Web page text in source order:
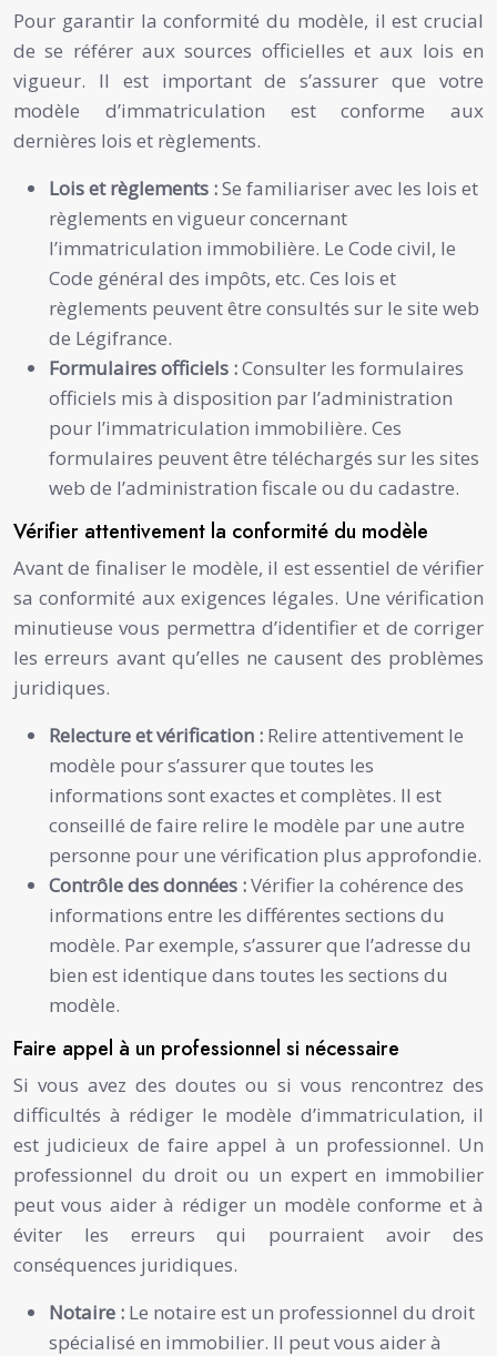
Pour garantir la conformité du modèle, il est crucial
de se référer aux sources officielles et aux lois en
vigueur. Il est important de s’assurer que votre
modèle d’immatriculation est conforme aux
dernières lois et règlements.
Lois et règlements :Se familiariser avec les lois et
règlements en vigueur concernant
l’immatriculation immobilière. Le Code civil, le
Code général des impôts, etc. Ces lois et
règlements peuvent être consultés sur le site web
de Légifrance.
Formulaires officiels :Consulter les formulaires
officiels mis à disposition par l’administration
pour l’immatriculation immobilière. Ces
formulaires peuvent être téléchargés sur les sites
web de l’administration fiscale ou du cadastre.
Vérifier attentivement la conformité du modèle
Avant de finaliser le modèle, il est essentiel de vérifier
sa conformité aux exigences légales. Une vérification
minutieuse vous permettra d’identifier et de corriger
les erreurs avant qu’elles ne causent des problèmes
juridiques.
Relecture et vérification : Relire attentivement le
modèle pour s’assurer que toutes les
informations sont exactes et complètes. Il est
conseillé de faire relire le modèle par une autre
personne pour une vérification plus approfondie.
Contrôle des données :Vérifier la cohérence des
informations entre les différentes sections du
modèle. Par exemple, s’assurer que l’adresse du
bien est identique dans toutes les sections du
modèle.
Faire appel à un professionnel si nécessaire
Si vous avez des doutes ou si vous rencontrez des
difficultés à rédiger le modèle d’immatriculation, il
est judicieux de faire appel à un professionnel. Un
professionnel du droit ou un expert en immobilier
peut vous aider à rédiger un modèle conforme et à
éviter les erreurs qui pourraient avoir des
conséquences juridiques.
Notaire : Le notaire est un professionnel du droit
spécialisé en immobilier. Il peut vous aider à